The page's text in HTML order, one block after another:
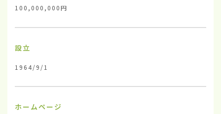
100,000,000円
設立
1964/9/1
ホームページ